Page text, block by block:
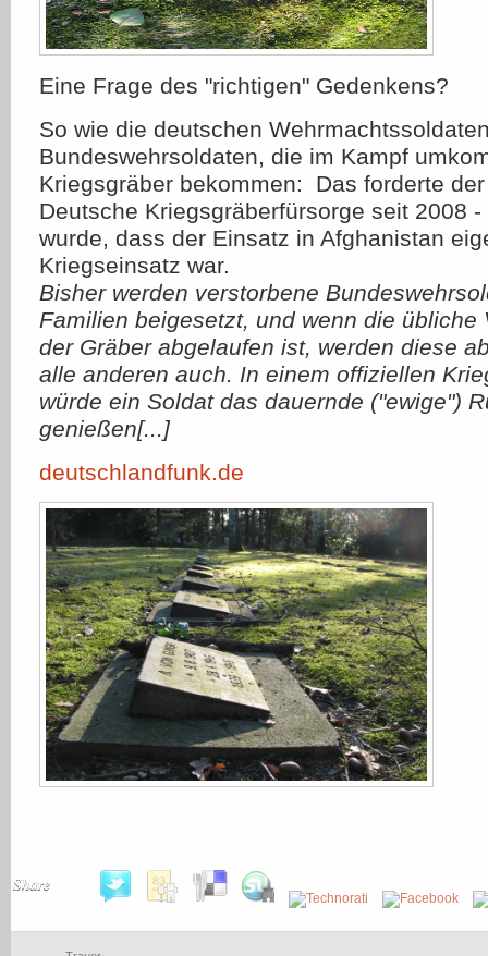
Eine Frage des "richtigen" Gedenkens?
So wie die deutschen
Bundeswehrsoldaten, die im Kampf
Kriegsgräber bekommen: Das forderte
Deutsche Kriegsgräberfürsorge seit 2008
wurde, dass der Einsatz in Afghanistan
Kriegseinsatz war.
Bisher werden verstorbene
Familien beigesetzt, und wenn die übliche
der Gräber abgelaufen ist, werden diese
alle anderen auch. In einem offiziellen
würde ein Soldat das dauernde ("ewige")
genießen[...]
deutschlandfunk.de
Share